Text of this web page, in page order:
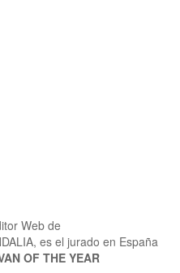
Web de
es el jurado en España
OF THE YEAR